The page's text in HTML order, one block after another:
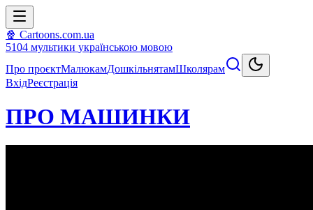
🍿 Cartoons.com.ua
5104 мультики українською мовою
Про проєктМалюкамДошкільнятамШколярам
ВхідРеєстрація
ПРО МАШИНКИ